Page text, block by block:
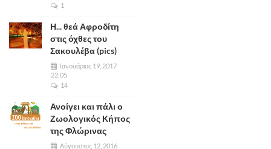
1
Η... θεά Αφροδίτη
στις όχθες του
Σακουλέβα (pics)
Ιανουάριος 19, 2017
22:05
14
Ανοίγει και πάλι ο
Ζωολογικός Κήπος
της Φλώρινας
Αύγουστος 12, 2016